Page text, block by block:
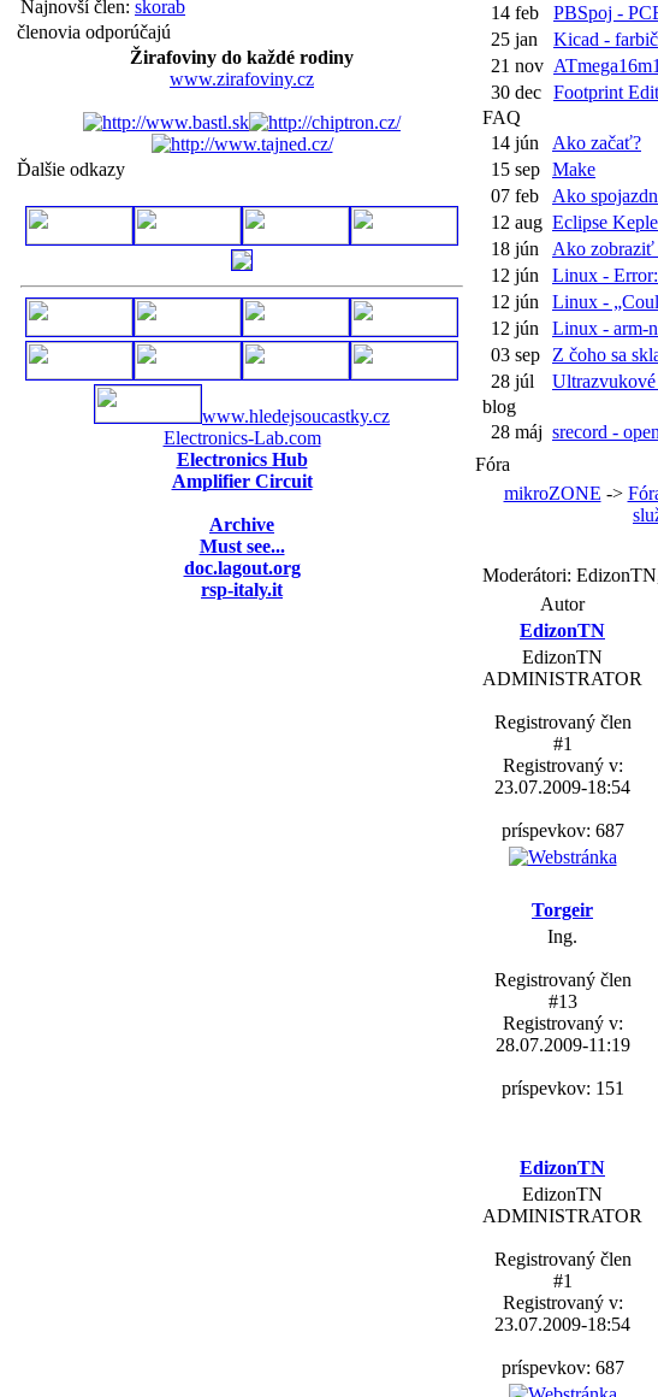
Najnovší člen: skorab
členovia odporúčajú
Žirafoviny do každé rodiny
www.zirafoviny.cz
Ďalšie odkazy
www.hledejsoucastky.cz
Electronics-Lab.com
Electronics Hub
Amplifier Circuit
Archive
Must see...
doc.lagout.org
rsp-italy.it
14 feb
PBSpoj -
25 jan
Kicad -
21 nov
30 dec Footprint
FAQ
14 jún
Ako začať?
15 sep Make
07 feb
Ako
12 aug Eclipse
18 jún
Ako zobraziť
12 jún
Linux -
12 jún
Linux -
12 jún
Linux - arm-
03 sep
Z čoho sa
28 júl
Ultrazvukové
blog
28 máj srecord -
Fóra
mikroZONE ->
Moderátori:
Autor
EdizonTN
EdizonTN
ADMINISTRATOR
Registrovaný člen
#1
Registrovaný v:
23.07.2009-18:54
príspevkov: 687
Torgeir
Ing.
Registrovaný člen
#13
Registrovaný v:
28.07.2009-11:19
príspevkov: 151
EdizonTN
EdizonTN
ADMINISTRATOR
Registrovaný člen
#1
Registrovaný v:
23.07.2009-18:54
príspevkov: 687